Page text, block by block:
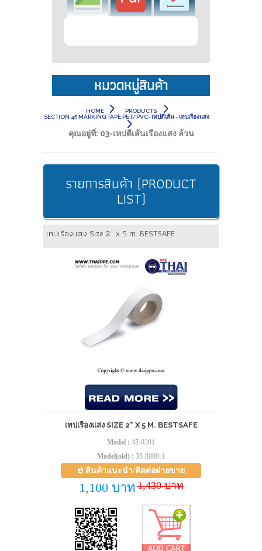
หมวดหมู่สินค้า
HOME
PRODUCTS
SECTION 45 MARKING TAPE PET/PVC- เทปตีเส้น - เทปเรืองแสง
คุณอยู่ที่: 03-เทปตีเส้นเรืองแสง ล้วน
รายการสินค้า (PRODUCT
LIST)
เทปเรืองแสง Size 2" x 5 m. BESTSAFE
เทปเรืองแสง SIZE 2" X 5 M. BESTSAFE
Model : 45-0301
Model(old) : 35-8000-1
สินค้าแนะนำ/ติดต่อฝ่ายขาย
1,100 บาท 1,430 บาท